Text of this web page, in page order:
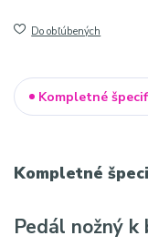
Do obľúbených
Kompletné
Kompletné
Pedál nožný k